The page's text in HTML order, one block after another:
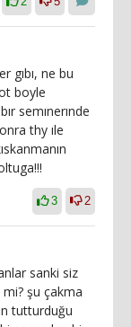
gıbı, ne bu
boyle
semınerınde
thy ıle
3 2
sanki siz
şu çakma
tutturduğu